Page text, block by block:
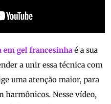
em gel francesinha é a sua
a unir essa técnica com
uma atenção maior, para
harmônicos. Nesse vídeo,